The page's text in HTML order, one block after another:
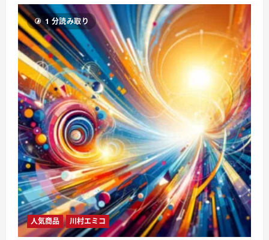
ー
ド
メ
イ
ン
で、
信
頼
性
高
い.jp
ド
メ
イ
ン
を
仮
登
録
し
よ
う！
に
つ
い
て
さ
ら
1 分読み取り
人気商品 川村エミコ